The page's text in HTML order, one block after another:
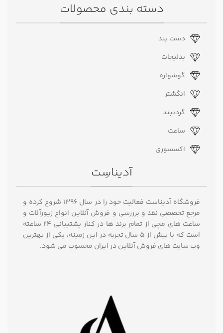
دسته بندی محصولات
دست بند
بدلیجات
گوشواره
انگشتر
گردنبند
ساعت
اکسسوری
آدیناسِت
فروشگاه آدیناست فعالیت خود را در سال ۱۳۹۶ شروع کرده و
مرجع تخصصی نقد و برررسی و فروش آنلاین انواع زیورآلات و
ساعت های مچی از تمام برند ها در کنار پشتیبانی ۲۴ ساعته
است که با بیش از 5 سال تجربه در این زمینه، یکی از بهترین
وب سایت های فروش آنلاین در ایران محسوب می شود.